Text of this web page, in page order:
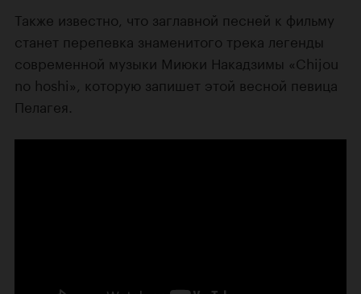
Также известно, что заглавной песней к фильму
станет перепевка знаменитого трека легенды
современной музыки Миюки Накадзимы «Chijou
no hoshi», которую запишет этой весной певица
Пелагея.